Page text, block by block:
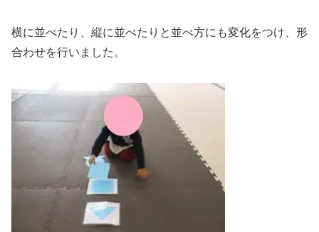
横に並べたり、縦に並べたりと並べ方にも変化をつけ、形
合わせを行いました。